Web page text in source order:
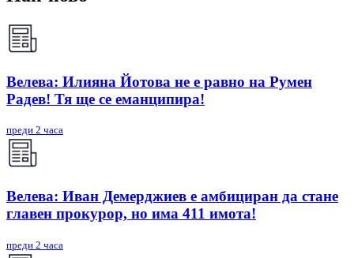
Велева: Илияна Йотова не е равно на Румен
Радев! Тя ще се еманципира!
преди 2 часа
Велева: Иван Демерджиев е амбициран да стане
главен прокурор, но има 411 имота!
преди 2 часа